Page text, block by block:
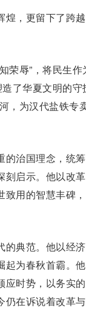
，更留下了跨
辱”，将民生作
了华夏文明的守
，为汉代盐铁专卖
治国理念，统筹
启示。他以改
用的智慧丰碑
典范。他以经济
为春秋首霸。
时势，以务实
在诉说着改革与